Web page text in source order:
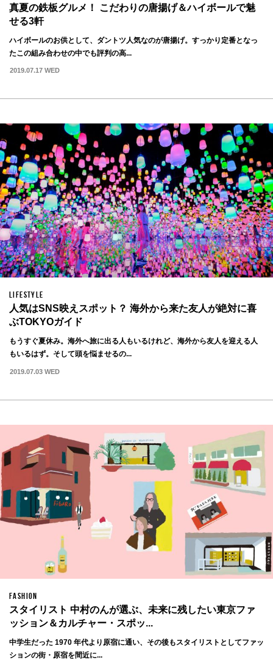
真夏の鉄板グルメ！ こだわりの唐揚げ＆ハイボールで魅
せる3軒
ハイボールのお供として、ダントツ人気なのが唐揚げ。すっかり定番となっ
たこの組み合わせの中でも評判の高...
2019.07.17 WED
LIFESTYLE
人気はSNS映えスポット？ 海外から来た友人が絶対に喜
ぶTOKYOガイド
もうすぐ夏休み。海外へ旅に出る人もいるけれど、海外から友人を迎える人
もいるはず。そして頭を悩ませるの...
2019.07.03 WED
FASHION
スタイリスト 中村のんが選ぶ、未来に残したい東京ファ
ッション＆カルチャー・スポッ...
中学生だった 1970 年代より原宿に通い、その後もスタイリストとしてファッ
ションの街・原宿を間近に...